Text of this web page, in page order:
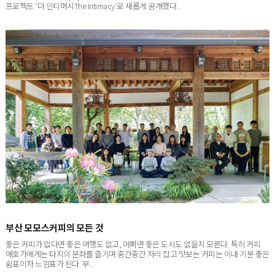
좋은 커피가 없다면 좋은 여행도 없고, 어쩌면 좋은 도시도 없을지 모른다. 특히 커피
애호가에게는 타지의 문화를 즐기며 중간중간 자리 잡고 맛보는 커피는 이내 기분 좋은
쉼표이자 느낌표가 된다. 부...